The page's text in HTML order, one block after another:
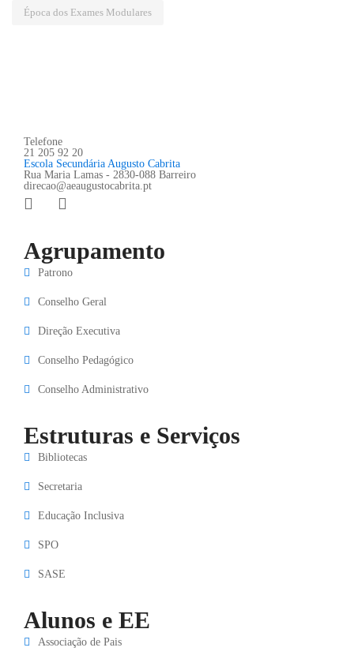
Época dos Exames Modulares
Telefone
21 205 92 20
Escola Secundária Augusto Cabrita
Rua Maria Lamas - 2830-088 Barreiro
direcao@aeaugustocabrita.pt
Agrupamento
Patrono
Conselho Geral
Direção Executiva
Conselho Pedagógico
Conselho Administrativo
Estruturas e Serviços
Bibliotecas
Secretaria
Educação Inclusiva
SPO
SASE
Alunos e EE
Associação de Pais